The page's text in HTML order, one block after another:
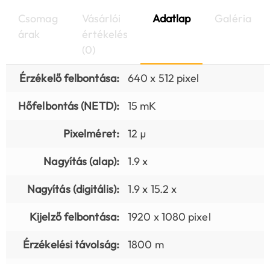
Csomag
árak
Vásárlói
értékelés
(0)
Adatlap Galéria
Érzékelő felbontása:
640 x 512 pixel
Hőfelbontás (NETD):
15 mK
Pixelméret:
12 µ
Nagyítás (alap):
1.9 x
Nagyítás (digitális):
1.9 x 15.2 x
Kijelző felbontása:
1920 x 1080 pixel
Érzékelési távolság:
1800 m